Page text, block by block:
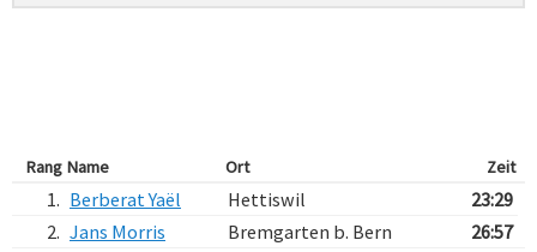
Rang Name Ort Zeit
1. Berberat Yaël Hettiswil
23:29
2. Jans Morris Bremgarten b. Bern 26:57